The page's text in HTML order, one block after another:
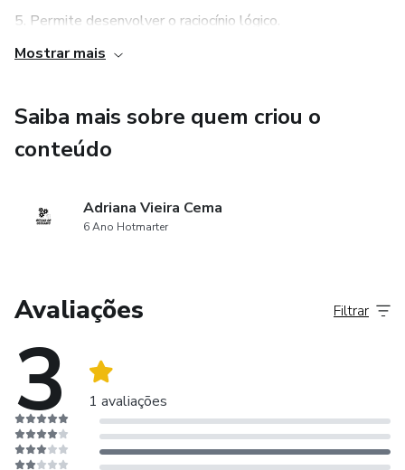
5. Permite desenvolver o raciocínio lógico.
7. Torna a aula mais dinâmica, atrativa e divertida.
10. Possibilita ao aluno aprender a pensar.
Mostrar mais
Saiba mais sobre quem criou o
conteúdo
Adriana Vieira Cema
6 Ano Hotmarter
Avaliações
3 1 avaliações
Filtrar